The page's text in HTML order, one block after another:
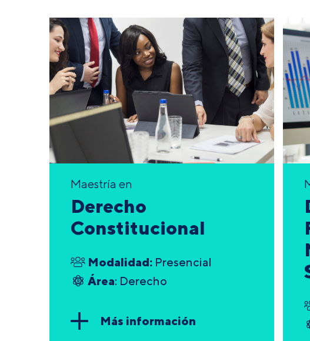
Maestría en
Derecho
Constitucional
Modalidad: Presencial
Área: Derecho
Más información